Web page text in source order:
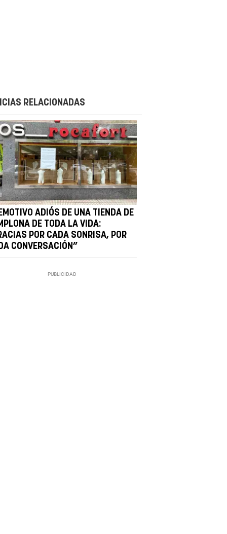
RELACIONADAS
ADIÓS DE UNA TIENDA DE
DE TODA LA VIDA:
POR CADA SONRISA, POR
CONVERSACIÓN”